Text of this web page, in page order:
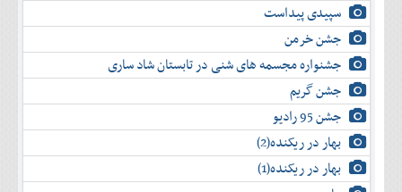
سپیدی پیداست
جشن خرمن
جشنواره مجسمه های شنی در تابستان شاد ساری
جشن گریم
جشن 95 رادیو
بهار در ریکنده(2)
بهار در ریکنده(1)